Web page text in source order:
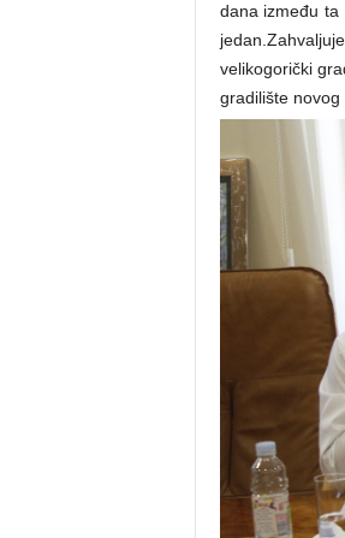
dana između
velikogorički
gradilište